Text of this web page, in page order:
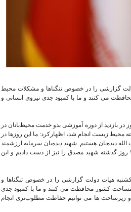
گزارشی را در خصوص تنگناها و مشکلات محیط
۱۲ درصد از مساحت کشور محافظت می کنند و ما با کمبود جدی نیروی انسانی و
در بازدید از دوره آموزشی بدو خدمت محیط‌بانان در
زیست انجام شد، اظهارکرد: ما این روزها در
دیده‌بان هستیم. شهید دیده‌بان سرمایه ارزشمند
سازمان و فرد موثری در جامعه محیط‌بانی بودند. ما همچنین در کمتر از ۴۰ روز گذشته شهید مصدق را نیز از دست دادیم و این
هیات دولت گزارشی را در خصوص تنگناها و
مطرح کنم زیرا محیط بانان ما از حدود ۱۲ درصد از مساحت کشور محافظت می کنند و ما با کمبود جدی
و زیرساخت ها می توانیم حفاطت مطلوب‌تری انجام